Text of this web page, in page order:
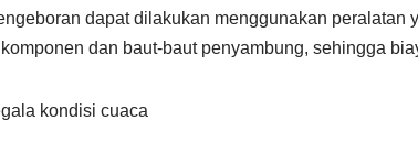
dapat dilakukan menggunakan peralatan
dan baut-baut penyambung, sehingga
kondisi cuaca